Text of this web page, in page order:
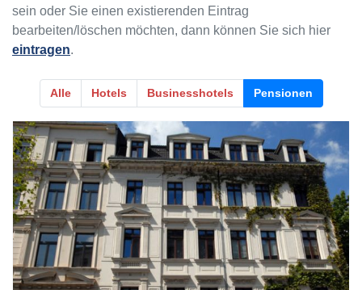
sein oder Sie einen existierenden Eintrag
bearbeiten/löschen möchten, dann können Sie sich hier
eintragen.
Alle Hotels Businesshotels Pensionen